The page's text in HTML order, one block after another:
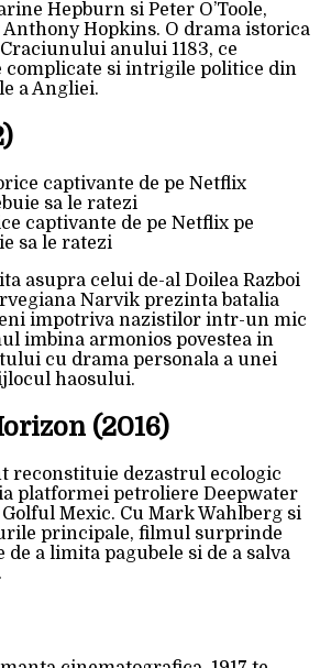
Hepburn si Peter O’Toole,
Hopkins. O drama istorica
anului 1183, ce
complicate si intrigile politice din
a Angliei.
captivante de pe Netflix pe
sa le ratezi
asupra celui de-al Doilea Razboi
Narvik prezinta batalia
impotriva nazistilor intr-un mic
imbina armonios povestea in
cu drama personala a unei
haosului.
(2016)
reconstituie dezastrul ecologic
platformei petroliere Deepwater
Mexic. Cu Mark Wahlberg si
principale, filmul surprinde
a limita pagubele si de a salva